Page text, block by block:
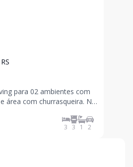
para 02 ambientes com
área com churrasqueira. No
sendo opção para 4°
condomínio com infraest
3 3 1 2